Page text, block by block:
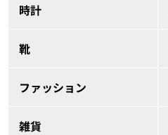
時計
靴
ファッション
雑貨